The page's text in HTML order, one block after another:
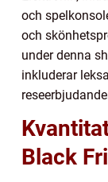
och
och
under denna
inkluderar
Black